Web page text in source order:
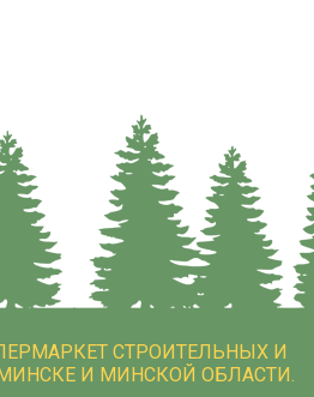
СТРОИТЕЛЬНЫХ И
И МИНСКОЙ ОБЛАСТИ.